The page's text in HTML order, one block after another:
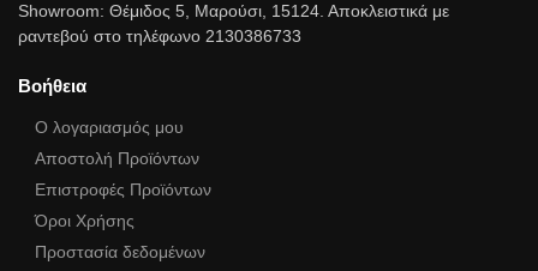
Showroom: Θέμιδος 5, Μαρούσι, 15124. Αποκλειστικά με
ραντεβού στο τηλέφωνο 2130386733
Βοήθεια
Ο λογαριασμός μου
Αποστολή Προϊόντων
Επιστροφές Προϊόντων
Όροι Χρήσης
Προστασία δεδομένων